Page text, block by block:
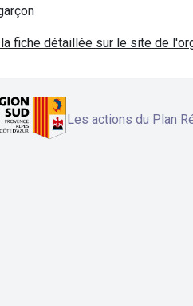
fiche détaillée sur le site de
Les actions du Plan